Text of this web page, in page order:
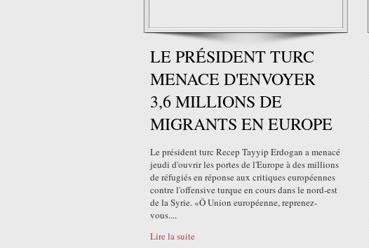
LE PRÉSIDENT TURC
MENACE D'ENVOYER
3,6 MILLIONS DE
MIGRANTS EN EUROPE
Le président turc Recep Tayyip Erdogan a menacé
jeudi d'ouvrir les portes de l'Europe à des millions
de réfugiés en réponse aux critiques européennes
contre l'offensive turque en cours dans le nord-est
de la Syrie. «Ô Union européenne, reprenez-
vous....
Lire la suite